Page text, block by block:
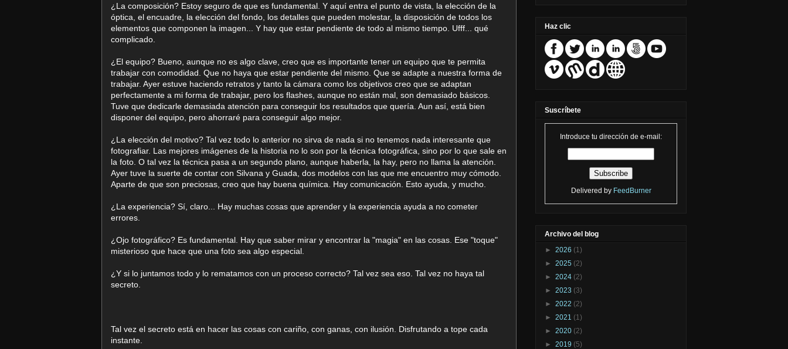
¿La composición? Estoy seguro de que es fundamental. Y aquí entra el punto de vista, la elección de la
óptica, el encuadre, la elección del fondo, los detalles que pueden molestar, la disposición de todos los
elementos que componen la imagen... Y hay que estar pendiente de todo al mismo tiempo. Ufff... qué
complicado.
¿El equipo? Bueno, aunque no es algo clave, creo que es importante tener un equipo que te permita
trabajar con comodidad. Que no haya que estar pendiente del mismo. Que se adapte a nuestra forma de
trabajar. Ayer estuve haciendo retratos y tanto la cámara como los objetivos creo que se adaptan
perfectamente a mi forma de trabajar, pero los flashes, aunque no están mal, son demasiado básicos.
Tuve que dedicarle demasiada atención para conseguir los resultados que quería. Aun así, está bien
disponer del equipo, pero ahorraré para conseguir algo mejor.
¿La elección del motivo? Tal vez todo lo anterior no sirva de nada si no tenemos nada interesante que
fotografiar. Las mejores imágenes de la historia no lo son por la técnica fotográfica, sino por lo que sale en
la foto. O tal vez la técnica pasa a un segundo plano, aunque haberla, la hay, pero no llama la atención.
Ayer tuve la suerte de contar con Silvana y Guada, dos modelos con las que me encuentro muy cómodo.
Aparte de que son preciosas, creo que hay buena química. Hay comunicación. Esto ayuda, y mucho.
¿La experiencia? Sí, claro... Hay muchas cosas que aprender y la experiencia ayuda a no cometer
errores.
¿Ojo fotográfico? Es fundamental. Hay que saber mirar y encontrar la "magia" en las cosas. Ese "toque"
misterioso que hace que una foto sea algo especial.
¿Y si lo juntamos todo y lo rematamos con un proceso correcto? Tal vez sea eso. Tal vez no haya tal
secreto.
Tal vez el secreto está en hacer las cosas con cariño, con ganas, con ilusión. Disfrutando a tope cada
instante.
Haz clic
Suscríbete
Introduce tu dirección de e-mail:
Delivered by FeedBurner
Archivo del blog
► 2026 (1)
► 2025 (2)
► 2024 (2)
► 2023 (3)
► 2022 (2)
► 2021 (1)
► 2020 (2)
► 2019 (5)